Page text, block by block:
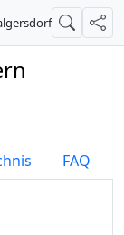
Suche
FAQ